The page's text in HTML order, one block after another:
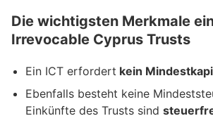
Die wichtigsten Merkmale
Irrevocable Cyprus Trusts
Ein ICT erfordert kein
Ebenfalls besteht keine
Einkünfte des Trusts sind